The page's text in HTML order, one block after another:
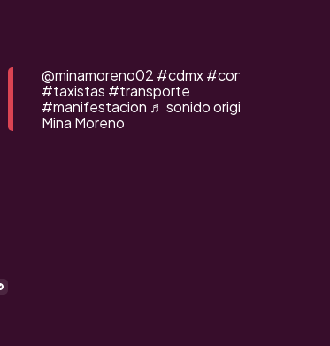
@minamoreno02 #cdmx#congreso
#taxistas #transporte
#manifestacion ♬ sonido original -
Mina Moreno